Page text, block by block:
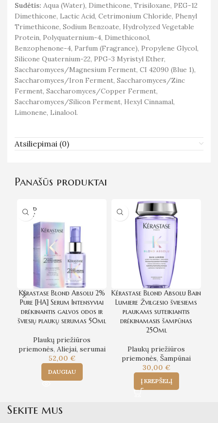
Sudėtis: Aqua (Water), Dimethicone, Trisiloxane, PEG-12
Dimethicone, Lactic Acid, Cetrimonium Chloride, Phenyl
Trimethicone, Sodium Benzoate, Hydrolyzed Vegetable
Protein, Polyquaternium-4, Dimethiconol,
Benzophenone-4, Parfum (Fragrance), Propylene Glycol,
Silicone Quaternium-22, PPG-3 Myristyl Ether,
Saccharomyces/Magnesium Ferment, CI 42090 (Blue 1),
Saccharomyces/Iron Ferment, Saccharomyces/Zinc
Ferment, Saccharomyces/Copper Ferment,
Saccharomyces/Silicon Ferment, Hexyl Cinnamal,
Limonene, Linalool.
Atsiliepimai (0)
Panašūs produktai
SOLD
OUT
Kérastase Blond Absolu 2%
Pure [HA] Serum Intensyviai
drėkinantis galvos odos ir
šviesių plaukų serumas 50ml
Plaukų priežiūros
priemonės, Aliejai, serumai
52,00 €
DAUGIAU
Kérastase Blond Absolu Bain
Lumiere Žvilgesio šviesiems
plaukams suteikiantis
drėkinamasis šampūnas
250ml
Plaukų priežiūros
priemonės, Šampūnai
30,00 €
Į KREPŠELĮ
Sekite mus